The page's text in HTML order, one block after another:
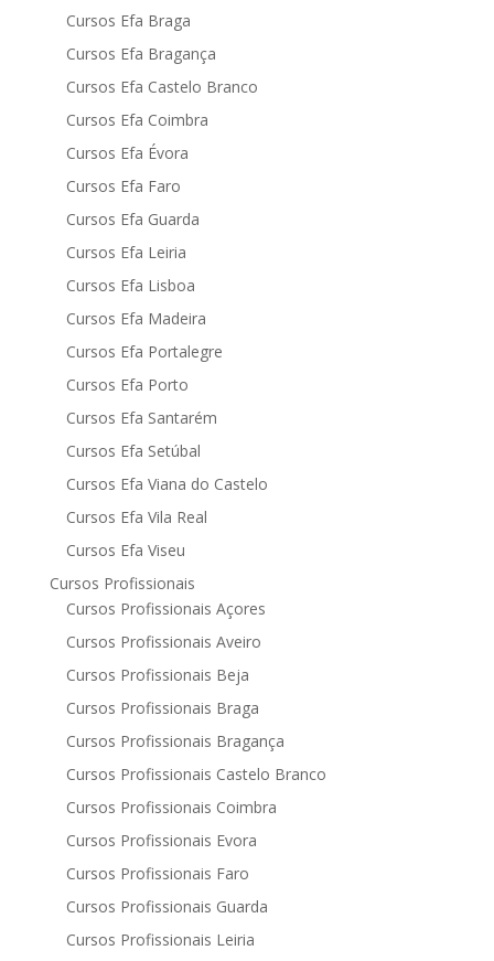
Cursos Efa Braga
Cursos Efa Bragança
Cursos Efa Castelo Branco
Cursos Efa Coimbra
Cursos Efa Évora
Cursos Efa Faro
Cursos Efa Guarda
Cursos Efa Leiria
Cursos Efa Lisboa
Cursos Efa Madeira
Cursos Efa Portalegre
Cursos Efa Porto
Cursos Efa Santarém
Cursos Efa Setúbal
Cursos Efa Viana do Castelo
Cursos Efa Vila Real
Cursos Efa Viseu
Cursos Profissionais
Cursos Profissionais Açores
Cursos Profissionais Aveiro
Cursos Profissionais Beja
Cursos Profissionais Braga
Cursos Profissionais Bragança
Cursos Profissionais Castelo Branco
Cursos Profissionais Coimbra
Cursos Profissionais Evora
Cursos Profissionais Faro
Cursos Profissionais Guarda
Cursos Profissionais Leiria